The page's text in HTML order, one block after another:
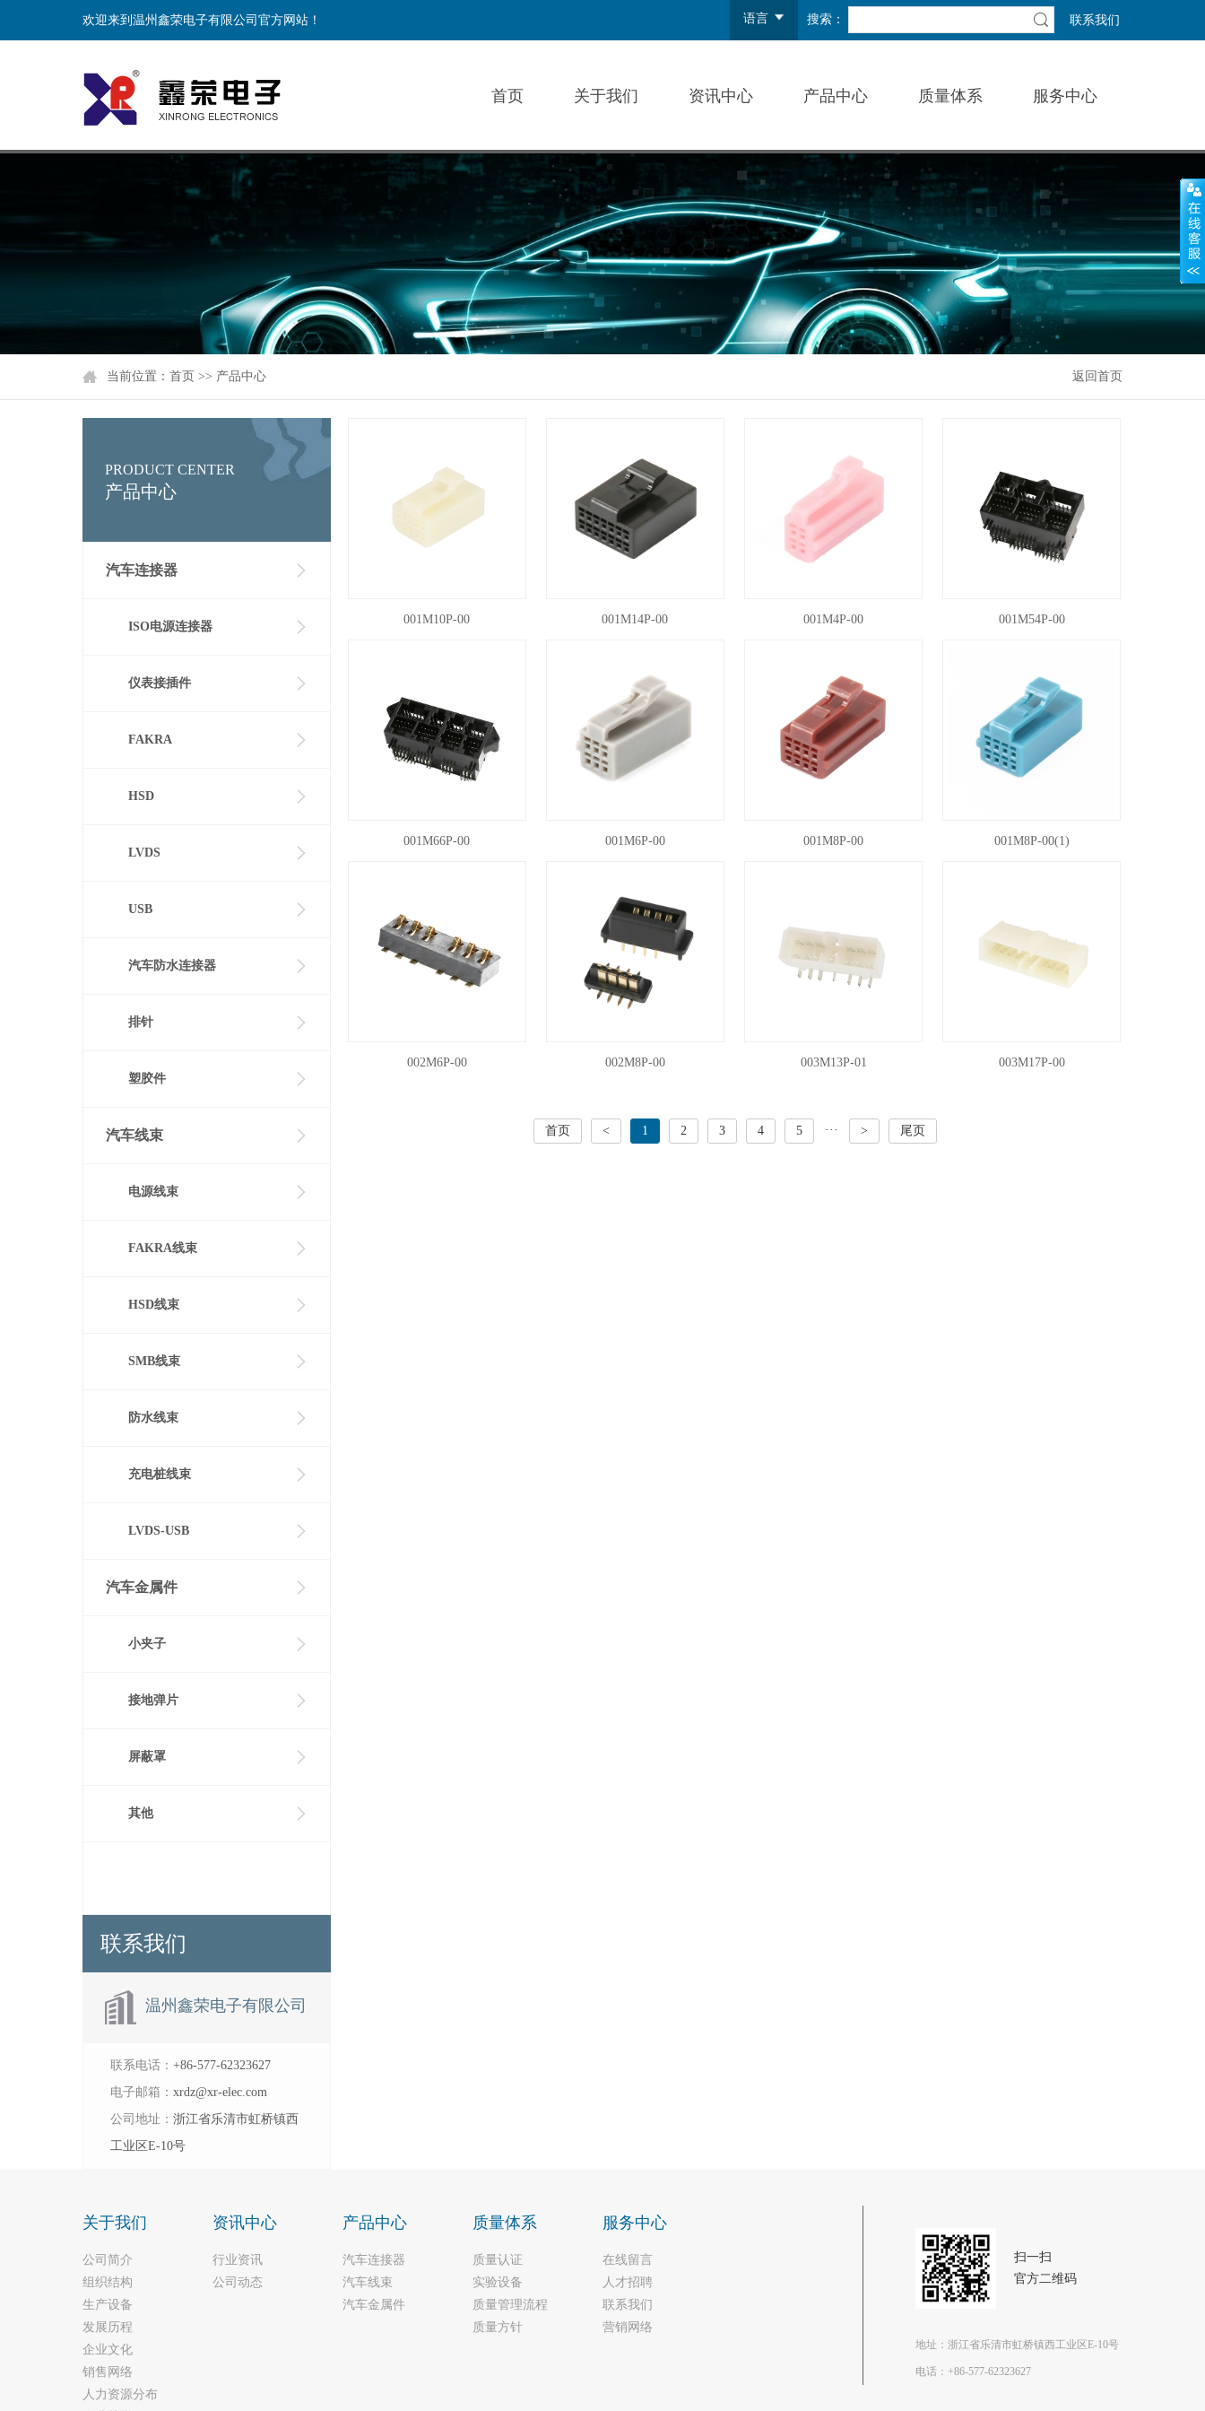
搜索： 联系我们
语言
欢迎来到温州鑫荣电子有限公司官方网站！
首页 关于我们 资讯中心 产品中心 质量体系 服务中心
返回首页
当前位置： 首页 >> 产品中心
PRODUCT CENTER
产品中心
汽车连接器
ISO电源连接器
仪表接插件
FAKRA
HSD
LVDS
USB
汽车防水连接器
排针
塑胶件
汽车线束
电源线束
FAKRA线束
HSD线束
SMB线束
防水线束
充电桩线束
LVDS-USB
汽车金属件
小夹子
接地弹片
屏蔽罩
其他
联系我们
温州鑫荣电子有限公司
联系电话： +86-577-62323627
电子邮箱： xrdz@xr-elec.com
公司地址： 浙江省乐清市虹桥镇西
工业区E-10号
001M10P-00 001M14P-00 001M4P-00 001M54P-00
001M66P-00 001M6P-00 001M8P-00 001M8P-00(1)
002M6P-00 002M8P-00 003M13P-01 003M17P-00
首页 < 1 2 3 4 5 ··· > 尾页
关于我们
公司简介
组织结构
生产设备
发展历程
企业文化
销售网络
人力资源分布
资讯中心
行业资讯
公司动态
产品中心
汽车连接器
汽车线束
汽车金属件
质量体系
质量认证
实验设备
质量管理流程
质量方针
服务中心
在线留言
人才招聘
联系我们
营销网络
扫一扫
官方二维码
地址：浙江省乐清市虹桥镇西工业区E-10号
电话： +86-577-62323627